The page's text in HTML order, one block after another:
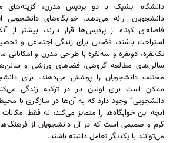
دانشگاه ایشیک با دو پردیس مدرن، گزینه‌های
دانشجویان ارائه می‌دهد. خوابگاه‌های دانشجویی
فاصله‌ای کوتاه از پردیس‌ها قرار دارند، بیشتر از
استراحت باشند، فضایی برای زندگی اجتماعی و
تک‌نفره، دو‌نفره و سه‌نفره با طراحی مدرن و امکاناتی
سالن‌های مطالعه گروهی، فضاهای ورزشی و
مختلف دانشجویان را پوشش می‌دهند. برای
ممکن است برای اولین بار در ترکیه زندگی
دانشجویی” وجود دارد که به آن‌ها در سازگاری با
آنچه این خوابگاه‌ها را متمایز می‌کند، نه فقط
گرم و صمیمی است که در آن دانشجویان از
می‌توانند با یکدیگر تعامل داشته باشند.